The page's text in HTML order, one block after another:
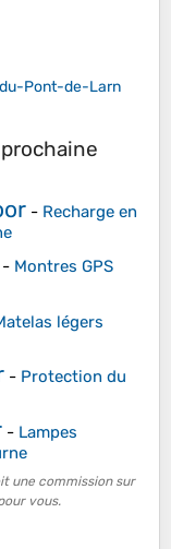
Pont-de-Larn
- Recharge en
- Montres GPS
légers
- Protection du
- Lampes
une commission sur
vous.